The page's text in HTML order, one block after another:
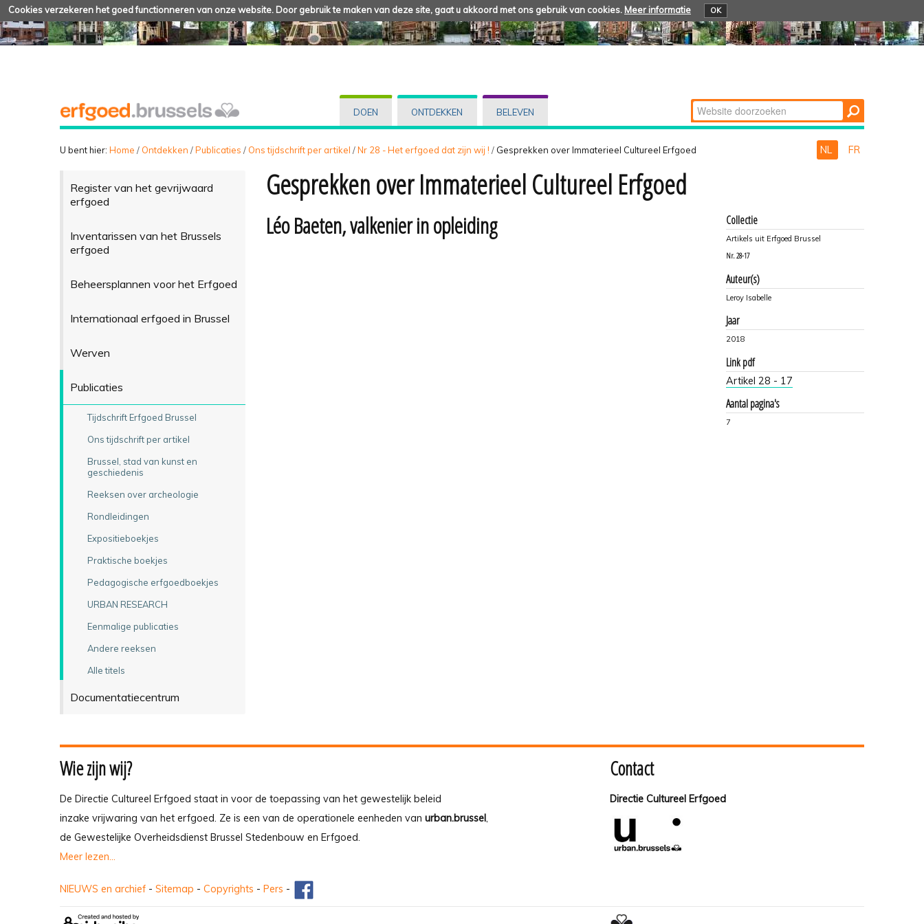
Cookies verzekeren het goed functionneren van onze website. Door gebruik te maken van deze site, gaat u akkoord met ons gebruik van cookies. Meer informatie OK
DOEN ONTDEKKEN BELEVEN Zoek
Geavanceerd
U bent hier: Home / Ontdekken /Publicaties / Ons tijdschrift per artikel /Nr 28 - Het erfgoed dat zijn wij ! / Gesprekken over Immaterieel Cultureel Erfgoed NL FR
Register van het gevrijwaard
erfgoed
Inventarissen van het Brussels
erfgoed
Beheersplannen voor het Erfgoed
Internationaal erfgoed in Brussel
Werven
Publicaties
Tijdschrift Erfgoed Brussel
Ons tijdschrift per artikel
Brussel, stad van kunst en
geschiedenis
Reeksen over archeologie
Rondleidingen
Expositieboekjes
Praktische boekjes
Pedagogische erfgoedboekjes
URBAN RESEARCH
Eenmalige publicaties
Andere reeksen
Alle titels
Documentatiecentrum
Gesprekken over Immaterieel Cultureel Erfgoed
Léo Baeten, valkenier in opleiding Collectie
Artikels uit Erfgoed Brussel
Nr. 28-17
Auteur(s)
Leroy Isabelle
Jaar
2018
Link pdf
Artikel 28 - 17
Aantal pagina's
7
Wie zijn wij?
De Directie Cultureel Erfgoed staat in voor de toepassing van het gewestelijk beleid
inzake vrijwaring van het erfgoed. Ze is een van de operationele eenheden van urban.brussel,
de Gewestelijke Overheidsdienst Brussel Stedenbouw en Erfgoed.
Meer lezen...
Contact
Directie Cultureel Erfgoed
NIEUWS en archief - Sitemap - Copyrights - Pers -